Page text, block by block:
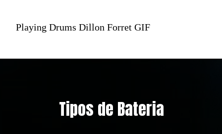
Playing Drums Dillon Forret GIF
Tipos de Bateria